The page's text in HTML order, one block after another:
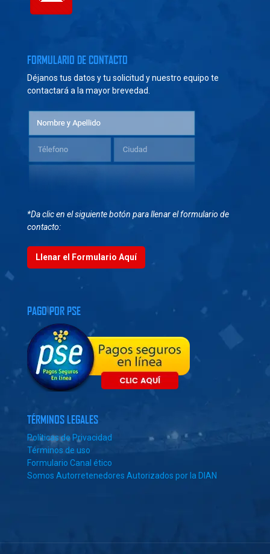
FORMULARIO DE CONTACTO
Déjanos tus datos y tu solicitud y nuestro equipo te
contactará a la mayor brevedad.
*Da clic en el siguiente botón para llenar el formulario de
contacto:
Llenar el Formulario Aquí
PAGO POR PSE
TÉRMINOS LEGALES
Políticas de Privacidad
Términos de uso
Formulario Canal ético
Somos Autorretenedores Autorizados por la DIAN